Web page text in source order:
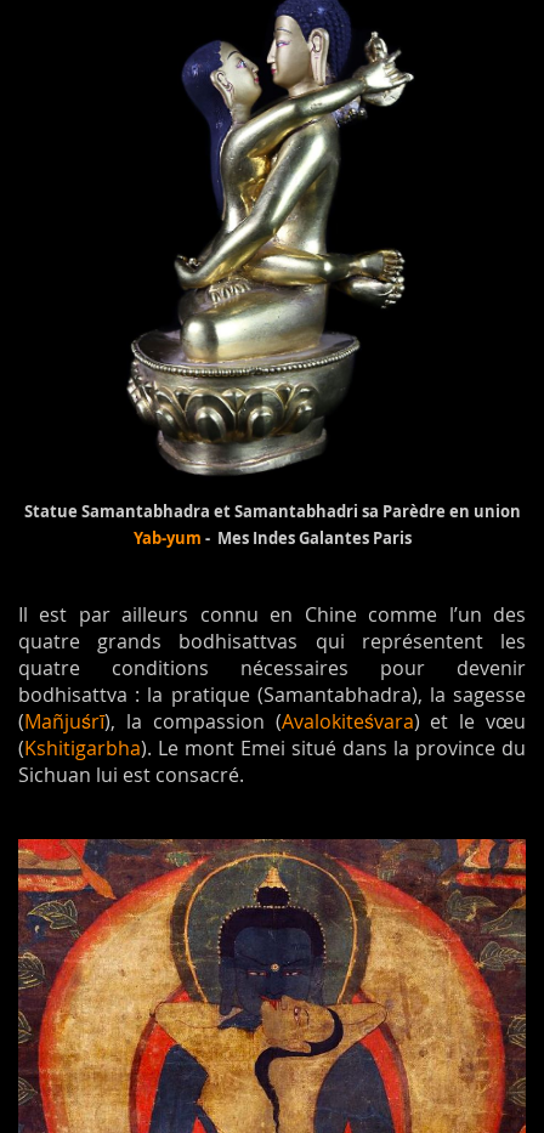
Statue Samantabhadra et Samantabhadri sa Parèdre en union
Yab-yum - Mes Indes Galantes Paris
Il est par ailleurs connu en Chine comme l’un des
quatre grands bodhisattvas qui représentent les
quatre conditions nécessaires pour devenir
bodhisattva : la pratique (Samantabhadra), la sagesse
(Mañjuśrī), la compassion (Avalokiteśvara) et le vœu
(Kshitigarbha). Le mont Emei situé dans la province du
Sichuan lui est consacré.